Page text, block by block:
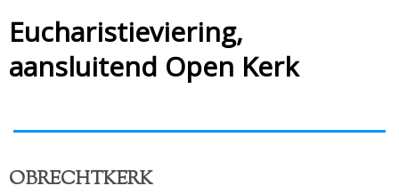
Eucharistieviering,
aansluitend Open Kerk
OBRECHTKERK